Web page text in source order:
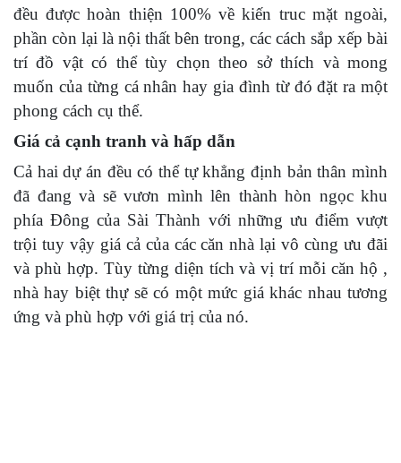
đều được hoàn thiện 100% về kiến truc mặt ngoài,
phần còn lại là nội thất bên trong, các cách sắp xếp bài
trí đồ vật có thể tùy chọn theo sở thích và mong
muốn của từng cá nhân hay gia đình từ đó đặt ra một
phong cách cụ thể.
Giá cả cạnh tranh và hấp dẫn
Cả hai dự án đều có thể tự khẳng định bản thân mình
đã đang và sẽ vươn mình lên thành hòn ngọc khu
phía Đông của Sài Thành với những ưu điểm vượt
trội tuy vậy giá cả của các căn nhà lại vô cùng ưu đãi
và phù hợp. Tùy từng diện tích và vị trí mỗi căn hộ ,
nhà hay biệt thự sẽ có một mức giá khác nhau tương
ứng và phù hợp với giá trị của nó.